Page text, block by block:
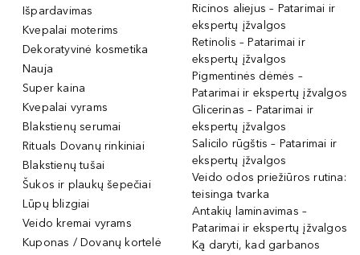
Išpardavimas
Kvepalai moterims
Dekoratyvinė kosmetika
Nauja
Super kaina
Kvepalai vyrams
Blakstienų serumai
Rituals Dovanų rinkiniai
Blakstienų tušai
Šukos ir plaukų šepečiai
Lūpų blizgiai
Veido kremai vyrams
Kuponas / Dovanų kortelė
Ricinos aliejus – Patarimai ir
ekspertų įžvalgos
Retinolis – Patarimai ir
ekspertų įžvalgos
Pigmentinės dėmės –
Patarimai ir ekspertų įžvalgos
Glicerinas – Patarimai ir
ekspertų įžvalgos
Salicilo rūgštis – Patarimai ir
ekspertų įžvalgos
Veido odos priežiūros rutina:
teisinga tvarka
Antakių laminavimas –
Patarimai ir ekspertų įžvalgos
Ką daryti, kad garbanos